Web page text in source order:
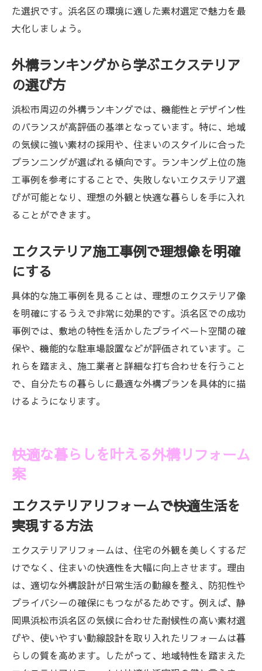
エクステリア施工で重視すべきポイントと
エクステリア施工の流れとチェックポイン
ト
費用の目安やお得な時期を知り賢く依頼
暮らしやすさが変わる外構デザインの工夫
エクステリアで暮らしやすさを高める工夫
集
機能性とデザイン性を両立するエクステリ
ア
エクステリア施工アイデアで快適な動線設
家族構成に合わせたエクステリアの工夫
安心感を高めるエクステリアの施工ポイント
エクステリア施工で安心できる住まいづく
り
アフターサービス充実のエクステリア業者
選び
エクステリア施工中のトラブル回避ポイン
ト
エクステリア施工事例から学ぶ安心の秘訣
た選択です。浜名区の環境に適した素材選定で魅力を最
大化しましょう。
外構ランキングから学ぶエクステリア
の選び方
浜松市周辺の外構ランキングでは、機能性とデザイン性
のバランスが高評価の基準となっています。特に、地域
の気候に強い素材の採用や、住まいのスタイルに合った
プランニングが選ばれる傾向です。ランキング上位の施
工事例を参考にすることで、失敗しないエクステリア選
びが可能となり、理想の外観と快適な暮らしを手に入れ
ることができます。
エクステリア施工事例で理想像を明確
にする
具体的な施工事例を見ることは、理想のエクステリア像
を明確にするうえで非常に効果的です。浜名区での成功
事例では、敷地の特性を活かしたプライベート空間の確
保や、機能的な駐車場設置などが評価されています。こ
れらを踏まえ、施工業者と詳細な打ち合わせを行うこと
で、自分たちの暮らしに最適な外構プランを具体的に描
けるようになります。
快適な暮らしを叶える外構リフォーム
案
エクステリアリフォームで快適生活を
実現する方法
エクステリアリフォームは、住宅の外観を美しくするだ
けでなく、住まいの快適性を大幅に向上させます。理由
は、適切な外構設計が日常生活の動線を整え、防犯性や
プライバシーの確保にもつながるためです。例えば、静
岡県浜松市浜名区の気候に合わせた耐候性の高い素材選
びや、使いやすい動線設計を取り入れたリフォームは暮
らしの質を高めます。したがって、地域特性を踏まえた